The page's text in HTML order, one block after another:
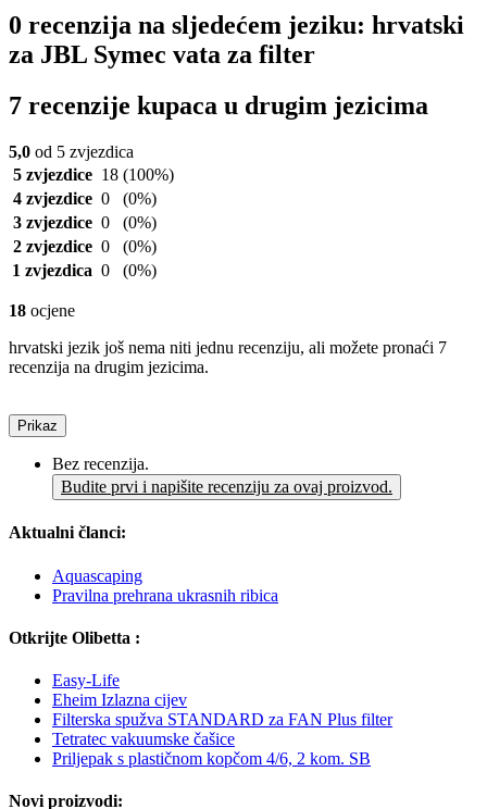
0 recenzija na sljedećem jeziku: hrvatski
za JBL Symec vata za filter
7 recenzije kupaca u drugim jezicima
5,0 od 5 zvjezdica
5 zvjezdice 18 (100%)
4 zvjezdice 0
(0%)
3 zvjezdice 0
(0%)
2 zvjezdice 0
(0%)
1 zvjezdica 0 (0%)
18 ocjene
hrvatski jezik još nema niti jednu recenziju, ali možete pronaći 7
recenzija na drugim jezicima.
Prikaz
Bez recenzija.
Budite prvi i napišite recenziju za ovaj proizvod.
Aktualni članci:
Aquascaping
Pravilna prehrana ukrasnih ribica
Otkrijte Olibetta :
Easy-Life
Eheim Izlazna cijev
Filterska spužva STANDARD za FAN Plus filter
Tetratec vakuumske čašice
Priljepak s plastičnom kopčom 4/6, 2 kom. SB
Novi proizvodi: